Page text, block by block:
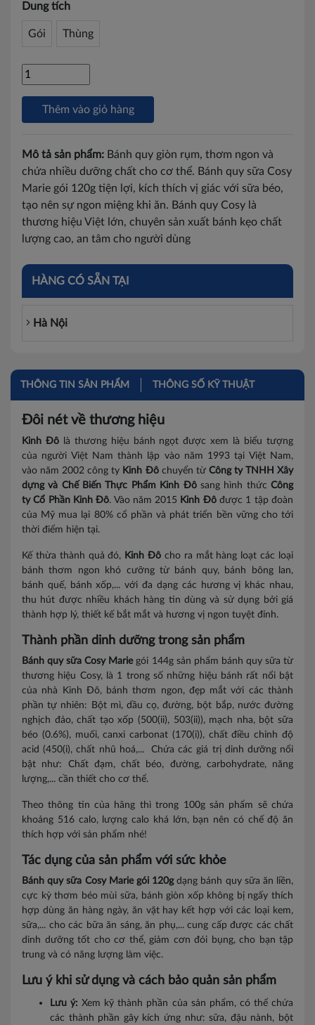
Dung tích
Gói Thùng
Thêm vào giỏ hàng
Mô tả sản phẩm: Bánh quy giòn rụm, thơm ngon và
chứa nhiều dưỡng chất cho cơ thể. Bánh quy sữa Cosy
Marie gói 120g tiện lợi, kích thích vị giác với sữa béo,
tạo nên sự ngon miệng khi ăn. Bánh quy Cosy là
thương hiệu Việt lớn, chuyên sản xuất bánh kẹo chất
lượng cao, an tâm cho người dùng
HÀNG CÓ SẴN TẠI
Hà Nội
THÔNG TIN SẢN PHẨM THÔNG SỐ KỸ THUẬT
Đôi nét về thương hiệu
Kinh Đôlà thương hiệu bánh ngọt được xem là biểu tượng
của người Việt Nam thành lập vào năm 1993 tại Việt Nam,
vào năm 2002 công ty Kinh Đôchuyển từ Công ty TNHH Xây
dựng và Chế Biến Thực Phẩm Kinh Đô sang hình thức Công
ty Cổ Phần Kinh Đô. Vào năm 2015 Kinh Đôđược 1 tập đoàn
của Mỹ mua lại 80% cổ phần và phát triển bền vững cho tới
thời điểm hiện tại.
Kế thừa thành quả đó, Kinh Đô cho ra mắt hàng loạt các loại
bánh thơm ngon khó cưỡng từ bánh quy, bánh bông lan,
bánh quế, bánh xốp,... với đa dạng các hương vị khác nhau,
thu hút được nhiều khách hàng tin dùng và sử dụng bởi giá
thành hợp lý, thiết kế bắt mắt và hương vị ngon tuyệt đỉnh.
Thành phần dinh dưỡng trong sản phẩm
Bánh quy sữa Cosy Mariegói 144g sản phẩm bánh quy sữa từ
thương hiệu Cosy, là 1 trong số những hiệu bánh rất nổi bật
của nhà Kinh Đô, bánh thơm ngon, đẹp mắt với các thành
phần tự nhiên: Bột mì, dầu cọ, đường, bột bắp, nước đường
nghịch đảo, chất tạo xốp (500(ii), 503(ii)), mạch nha, bột sữa
béo (0.6%), muối, canxi carbonat (170(i)), chất điều chỉnh độ
acid (450(i), chất nhũ hoá,... Chứa các giá trị dinh dưỡng nổi
bật như: Chất đạm, chất béo, đường, carbohydrate, năng
lượng,... cần thiết cho cơ thể.
Theo thông tin của hãng thì trong 100g sản phẩm sẽ chứa
khoảng 516 calo, lượng calo khá lớn, bạn nên có chế độ ăn
thích hợp với sản phẩm nhé!
Tác dụng của sản phẩm với sức khỏe
Bánh quy sữa Cosy Marie gói 120gdạng bánh quy sữa ăn liền,
cực kỳ thơm béo mùi sữa, bánh giòn xốp không bị ngấy thích
hợp dùng ăn hàng ngày, ăn vặt hay kết hợp với các loại kem,
sữa,... cho các bữa ăn sáng, ăn phụ,... cung cấp được các chất
dinh dưỡng tốt cho cơ thể, giảm cơn đói bụng, cho bạn tập
trung và có năng lượng làm việc.
Lưu ý khi sử dụng và cách bảo quản sản phẩm
Lưu ý: Xem kỹ thành phần của sản phẩm, có thể chứa
các thành phần gây kích ứng như: sữa, đậu nành, bột